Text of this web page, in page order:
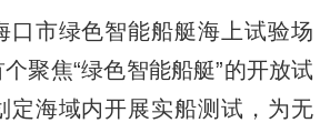
市绿色智能船艇海上试验场
个聚焦“绿色智能船艇”的开放试
定海域内开展实船测试，为无